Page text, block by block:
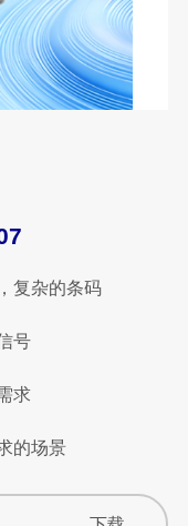
复杂的条码
号
求
的场景